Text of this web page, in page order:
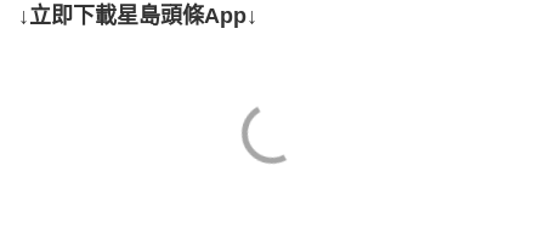
↓立即下載星島頭條App↓